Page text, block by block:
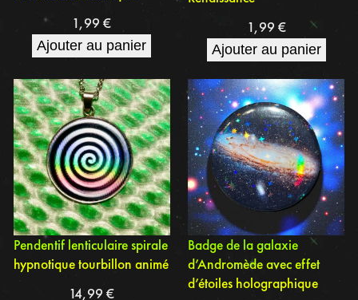
1,99€
Ajouter au panier
1,99 €
Ajouter au panier
Pendentif lenticulaire spirale
hypnotique tourbillon animé
14,99€
Badge de la galaxie
d’Andromède avec effet
d’étoiles holographique